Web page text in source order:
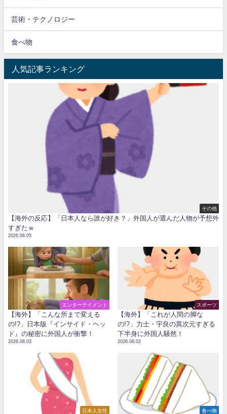
芸術・テクノロジー
食べ物
人気記事ランキング
その他
【海外の反応】「日本人なら誰が好き？」外国人が選んだ人物が予想外
すぎたｗ
2026.08.05
エンターテイメント
【海外】「こんな所まで変える
の!?」日本版『インサイド・ヘッ
ド』の秘密に外国人が衝撃！
2026.08.03
スポーツ
【海外】「これが人間の脚な
の!?」力士・宇良の異次元すぎる
下半身に外国人騒然！
2026.08.02
日本人女性 食べ物